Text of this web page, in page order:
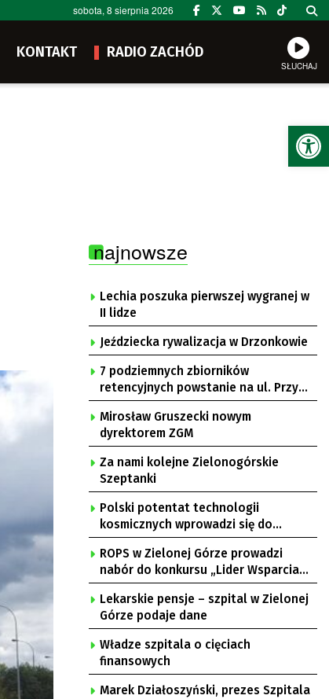
sobota, 8 sierpnia 2026
KONTAKT RADIO ZACHÓD
SŁUCHAJ
najnowsze
Lechia poszuka pierwszej wygranej w
II lidze
Jeździecka rywalizacja w Drzonkowie
7 podziemnych zbiorników
retencyjnych powstanie na ul. Przy
Gazowni
Mirosław Gruszecki nowym
dyrektorem ZGM
Za nami kolejne Zielonogórskie
Szeptanki
Polski potentat technologii
kosmicznych wprowadzi się do
Zielonej Góry
ROPS w Zielonej Górze prowadzi
nabór do konkursu „Lider Wsparcia
Seniora”
Lekarskie pensje – szpital w Zielonej
Górze podaje dane
Władze szpitala o cięciach
finansowych
Marek Działoszyński, prezes Szpitala